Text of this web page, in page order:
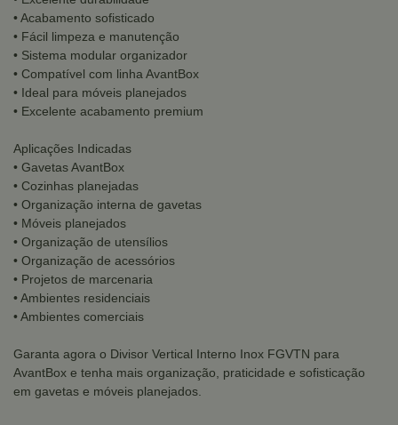
• Acabamento sofisticado
• Fácil limpeza e manutenção
• Sistema modular organizador
• Compatível com linha AvantBox
• Ideal para móveis planejados
• Excelente acabamento premium
Aplicações Indicadas
• Gavetas AvantBox
• Cozinhas planejadas
• Organização interna de gavetas
• Móveis planejados
• Organização de utensílios
• Organização de acessórios
• Projetos de marcenaria
• Ambientes residenciais
• Ambientes comerciais
Garanta agora o Divisor Vertical Interno Inox FGVTN para
AvantBox e tenha mais organização, praticidade e sofisticação
em gavetas e móveis planejados.